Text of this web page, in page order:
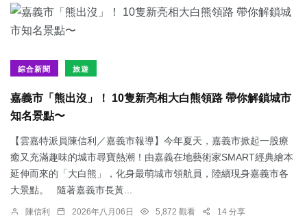
綜合新聞 旅遊
嘉義市「熊出沒」！ 10隻新亮相大白熊領路 帶你解鎖城市
知名景點〜
【雲嘉特派員陳信利／嘉義市報導】今年夏天，嘉義市掀起一股療
癒又充滿趣味的城市尋寶熱潮！由嘉義在地藝術家SMART經典繪本
延伸而來的「大白熊」，化身最萌城市領航員，陸續現身嘉義市各
大景點。 隨著嘉義市長黃...
陳信利 2026年八月06日 5,872 觀看 14 分享